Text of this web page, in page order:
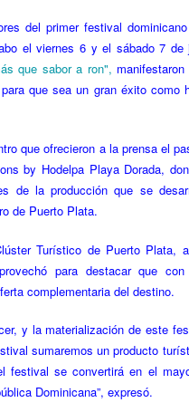
del primer festival
el viernes 6 y el sábado 7 de
que sabor a ron",
que sea un gran éxito como
que ofrecieron a la prensa el
by Hodelpa Playa Dorada,
de la producción que se
de Puerto Plata.
Turístico de Puerto Plata,
para destacar que
complementaria del destino.
y la materialización de este
sumaremos un producto
festival se convertirá en el
Dominicana”, expresó.